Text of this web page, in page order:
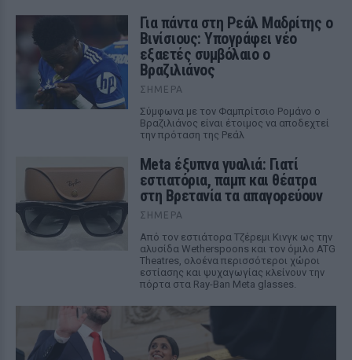
Για πάντα στη Ρεάλ Μαδρίτης ο
Βινίσιους: Υπογράφει νέο
εξαετές συμβόλαιο ο
Βραζιλιάνος
ΣΉΜΕΡΑ
Σύμφωνα με τον Φαμπρίτσιο Ρομάνο ο
Βραζιλιάνος είναι έτοιμος να αποδεχτεί
την πρόταση της Ρεάλ
Meta έξυπνα γυαλιά: Γιατί
εστιατόρια, παμπ και θέατρα
στη Βρετανία τα απαγορεύουν
ΣΉΜΕΡΑ
Από τον εστιάτορα Τζέρεμι Κινγκ ως την
αλυσίδα Wetherspoons και τον όμιλο ATG
Theatres, ολοένα περισσότεροι χώροι
εστίασης και ψυχαγωγίας κλείνουν την
πόρτα στα Ray-Ban Meta glasses.